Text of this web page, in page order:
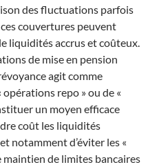
des fluctuations parfois
couvertures peuvent
liquidités accrus et coûteux.
de mise en pension
agit comme
repo » ou de «
un moyen efficace
coût les liquidités
notamment d’éviter les «
maintien de limites bancaires